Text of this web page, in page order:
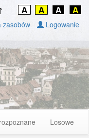
A A A A
zasobów Logowanie
Losowe